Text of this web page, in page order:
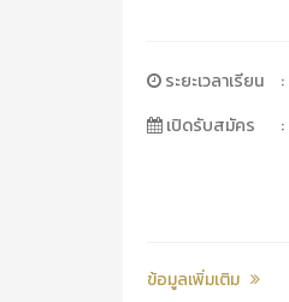
ระยะเวลาเรียน :
เปิดรับสมัคร
:
ข้อมูลเพิ่มเติม